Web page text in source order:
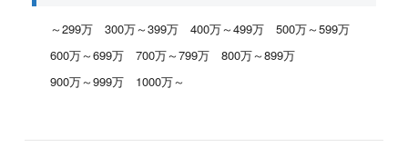
～299万 300万～399万 400万～499万
500万～599万
600万～699万
700万～799万
800万～899万
900万～999万
1000万～